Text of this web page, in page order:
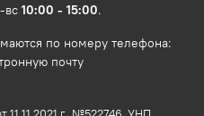
вс 10:00 - 15:00.
по номеру телефона:
почту